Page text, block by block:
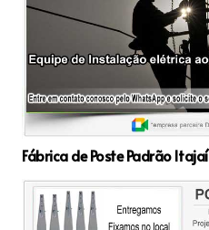
Fábrica de Poste Padrão Itajaí